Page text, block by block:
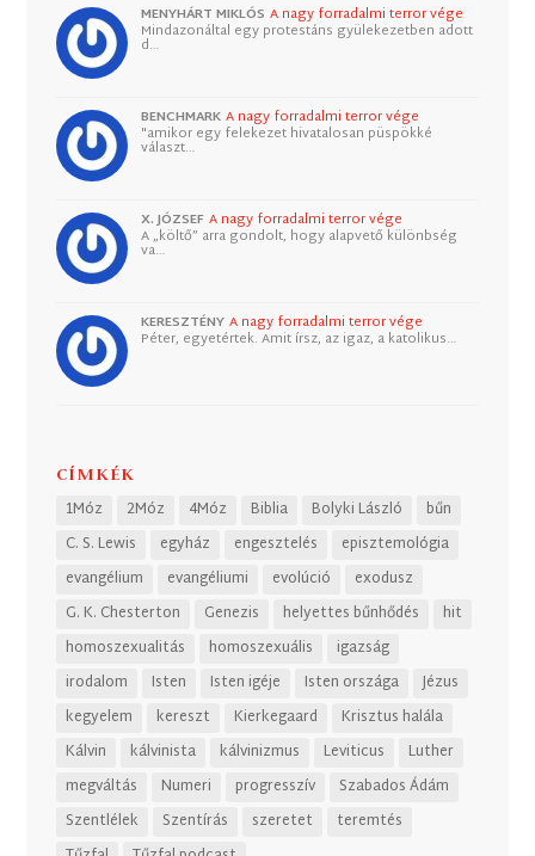
MENYHÁRT MIKLÓS A nagy forradalmi terror vége
Mindazonáltal egy protestáns gyülekezetben adott
d…
BENCHMARK A nagy forradalmi terror vége
"amikor egy felekezet hivatalosan püspökké
választ…
X. JÓZSEF A nagy forradalmi terror vége
A „költő” arra gondolt, hogy alapvető különbség
va…
KERESZTÉNY A nagy forradalmi terror vége
Péter, egyetértek. Amit írsz, az igaz, a katolikus…
CÍMKÉK
1Móz 2Móz 4Móz Biblia Bolyki László
bűn
C. S. Lewis
egyház engesztelés
episztemológia
evangélium
evangéliumi evolúció
exodusz
G. K. Chesterton
Genezis helyettes bűnhődés
hit
homoszexualitás
homoszexuális
igazság
irodalom
Isten Isten igéje Isten országa
Jézus
kegyelem
kereszt Kierkegaard
Krisztus halála
Kálvin
kálvinista kálvinizmus Leviticus
Luther
megváltás
Numeri progresszív
Szabados Ádám
Szentlélek
Szentírás szeretet
teremtés